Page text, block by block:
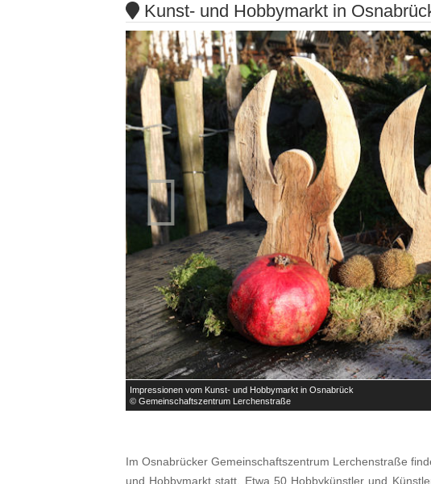
Kunst- und Hobbymarkt in
Impressionen vom Kunst- und Hobbymarkt in Osnabrück
© Gemeinschaftszentrum Lerchenstraße

Im Osnabrücker Gemeinschaftszentrum Lerchenstraße
und Hobbymarkt statt. Etwa 50 Hobbykünstler und